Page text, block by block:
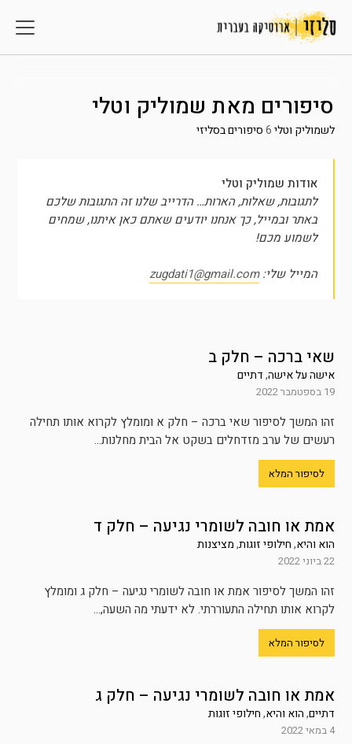
סיפורים מאת שמוליק וטלי
לשמוליק וטלי6סיפורים בסליזי
אודות שמוליק וטלי
לתגובות, שאלות, הארות… הדרייב שלנו זה התגובות שלכם
באתר ובמייל, כך אנחנו יודעים שאתם כאן איתנו, שמחים
לשמוע מכם!
המייל שלי:zugdati1@gmail.com
שאי ברכה – חלק ב
אישה על אישה,דתיים
19 בספטמבר 2022
זהו המשך לסיפור שאי ברכה – חלק א ומומלץ לקרוא אותו תחילה
רעשים של ערב מזדחלים בשקט אל הבית מחלנות...
לסיפור המלא
אמת או חובה לשומרי נגיעה – חלק ד
הוא והיא,חילופי זוגות,מציצנות
22 ביוני 2022
זהו המשך לסיפור אמת או חובה לשומרי נגיעה – חלק ג ומומלץ
לקרוא אותו תחילה התעוררתי. לא ידעתי מה השעה,...
לסיפור המלא
אמת או חובה לשומרי נגיעה – חלק ג
דתיים,הוא והיא,חילופי זוגות
4 במאי 2022